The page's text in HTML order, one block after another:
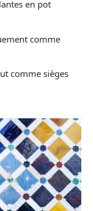
en pot
comme
comme sièges